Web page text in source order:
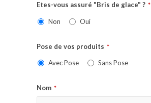
Etes-vous assuré "Bris de glace" ? *
Non Oui
Pose de vos produits *
Avec Pose Sans Pose
Nom *